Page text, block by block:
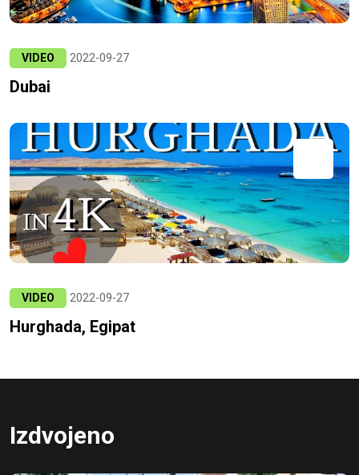
VIDEO 2022-09-27
Dubai
VIDEO 2022-09-27
Hurghada, Egipat
Izdvojeno